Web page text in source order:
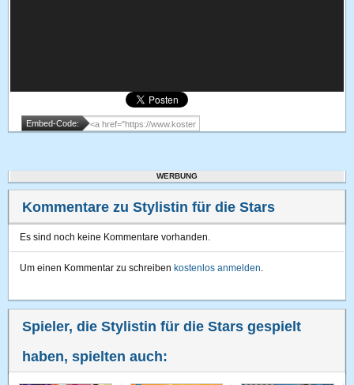
Embed-Code:
WERBUNG
Kommentare zu Stylistin für die Stars
Es sind noch keine Kommentare vorhanden.
Um einen Kommentar zu schreiben kostenlos anmelden.
Spieler, die Stylistin für die Stars gespielt
haben, spielten auch: